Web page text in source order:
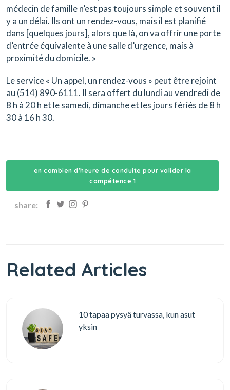
médecin de famille n’est pas toujours simple et souvent il
y a un délai. Ils ont un rendez-vous, mais il est planifié
dans [quelques jours], alors que là, on va offrir une porte
d’entrée équivalente à une salle d’urgence, mais à
proximité du domicile. »
Le service « Un appel, un rendez-vous » peut être rejoint
au (514) 890-6111. Il sera offert du lundi au vendredi de
8 h à 20 h et le samedi, dimanche et les jours fériés de 8 h
30 à 16 h 30.
en combien d'heure de conduite pour valider la
compétence 1
share:
Related Articles
10 tapaa pysyä turvassa, kun asut
yksin